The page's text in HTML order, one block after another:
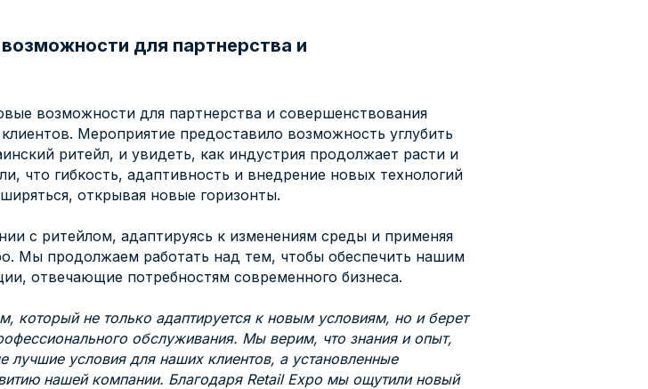
для партнерства и
возможности для партнерства и совершенствования
Мероприятие предоставило возможность углубить
ритейл, и увидеть, как индустрия продолжает расти и
что гибкость, адаптивность и внедрение новых технологий
открывая новые горизонты.
с ритейлом, адаптируясь к изменениям среды и применяя
Мы продолжаем работать над тем, чтобы обеспечить нашим
отвечающие потребностям современного бизнеса.
который не только адаптируется к новым условиям, но и берет
обслуживания. Мы верим, что знания и опыт,
лучшие условия для наших клиентов, а установленные
нашей компании. Благодаря Retail Expo мы ощутили новый